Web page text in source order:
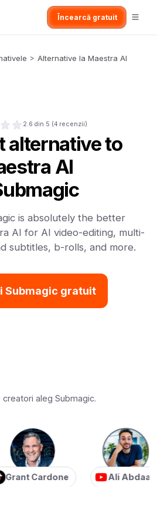
Încearcă gratuit
> Alternative la Maestra AI
2.6 din 5 (4 recenzii)
alternative to
AI
is absolutely the better
AI for AI video-editing, multi-
subtitles, b-rolls, and more.
Submagic gratuit
creatori aleg Submagic.
Cardone Ali Abdaal